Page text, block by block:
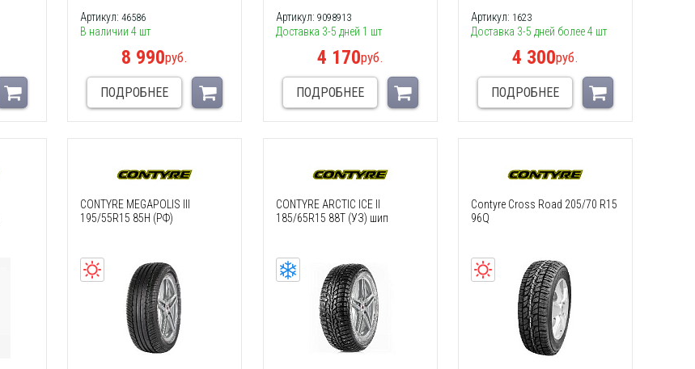
Артикул: 46586
В наличии 4 шт
8 990руб.
ПОДРОБНЕЕ
Артикул: 9098913
Доставка 3-5 дней 1 шт
4 170руб.
ПОДРОБНЕЕ
Артикул: 1623
Доставка 3-5 дней более 4 шт
4 300руб.
ПОДРОБНЕЕ
CONTYRE MEGAPOLIS III
195/55R15 85H (РФ)
CONTYRE ARCTIC ICE II
185/65R15 88T (УЗ) шип
Contyre Cross Road 205/70 R15
96Q